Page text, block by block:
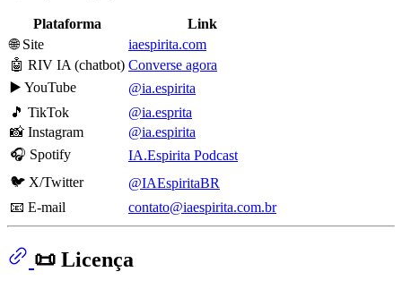
Plataforma
Link
🌐 Site
iaespirita.com
🤖 RIV IA (chatbot) Converse agora
▶️ YouTube
@ia.espirita
🎵 TikTok
@ia.esprita
📸 Instagram
@ia.espirita
🎧 Spotify
IA.Espirita Podcast
🐦 X/Twitter
@IAEspiritaBR
📧 E-mail
contato@iaespirita.com.br
📜 Licença